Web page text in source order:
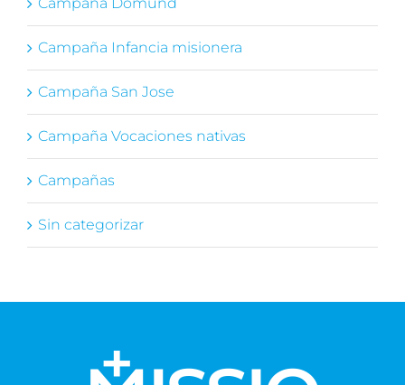
Campaña Infancia misionera
Campaña San Jose
Campaña Vocaciones nativas
Campañas
Sin categorizar